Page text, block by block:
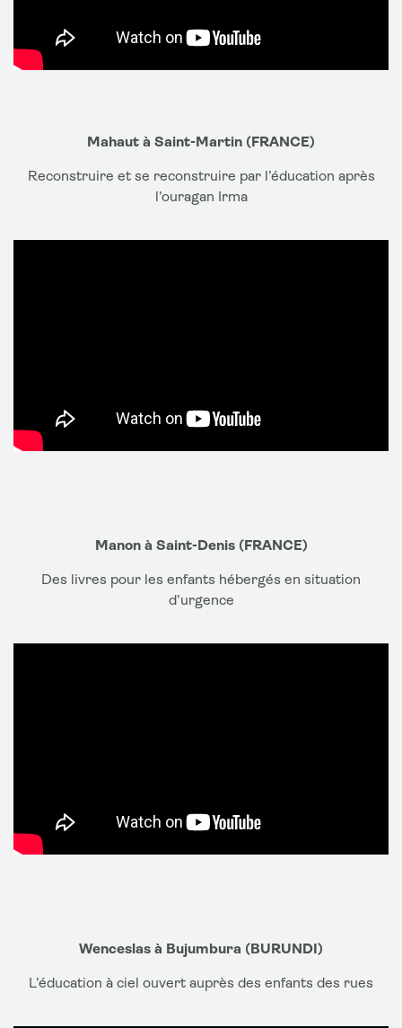
Mahaut à Saint-Martin (FRANCE)
Reconstruire et se reconstruire par l’éducation après
l’ouragan Irma
Manon à Saint-Denis (FRANCE)
Des livres pour les enfants hébergés en situation
d’urgence
Wenceslas à Bujumbura (BURUNDI)
L’éducation à ciel ouvert auprès des enfants des rues